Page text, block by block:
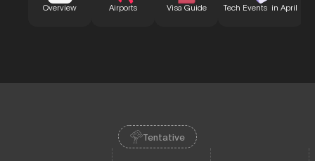
Overview Airports Visa Guide Tech Events in April
Tentative